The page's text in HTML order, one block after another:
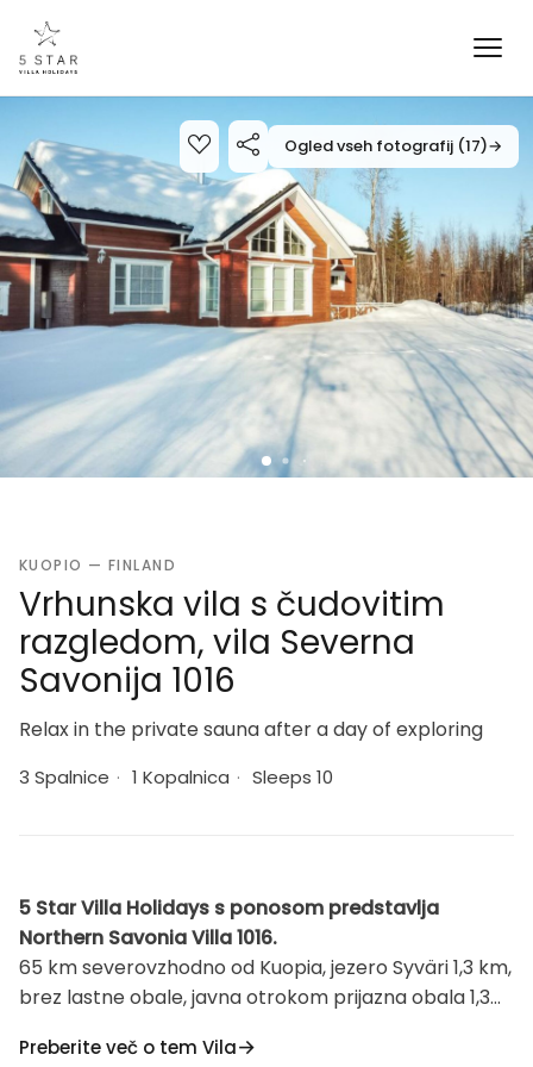
Ogled vseh fotografij (17)→
KUOPIO — FINLAND
Vrhunska vila s čudovitim
razgledom, vila Severna
Savonija 1016
Relax in the private sauna after a day of exploring
3 Spalnice · 1 Kopalnica · Sleeps 10
5 Star Villa Holidays s ponosom predstavlja
Northern Savonia Villa 1016.
65 km severovzhodno od Kuopia, jezero Syväri 1,3 km,
brez lastne obale, javna otrokom prijazna obala 1,3
udobna vila visokega standarda. Vila je bila zgrajena
Preberite več o tem Vila